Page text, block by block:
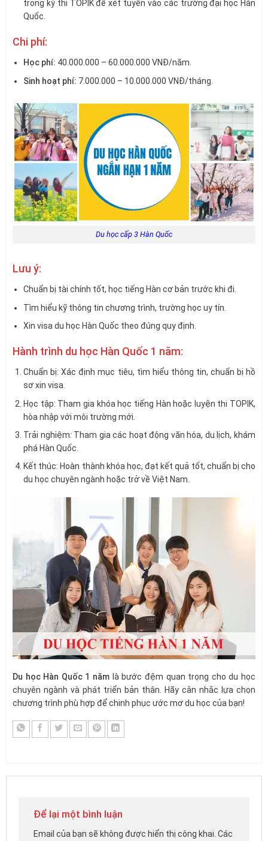
trong kỳ thi TOPIK để xét tuyển vào các trường đại học Hàn
Quốc.
Chi phí:
Học phí: 40.000.000 – 60.000.000 VNĐ/năm.
Sinh hoạt phí: 7.000.000 – 10.000.000 VNĐ/tháng.
Du học cấp 3 Hàn Quốc
Lưu ý:
Chuẩn bị tài chính tốt, học tiếng Hàn cơ bản trước khi đi.
Tìm hiểu kỹ thông tin chương trình, trường học uy tín.
Xin visa du học Hàn Quốc theo đúng quy định.
Hành trình du học Hàn Quốc 1 năm:
Chuẩn bị: Xác định mục tiêu, tìm hiểu thông tin, chuẩn bị hồ
sơ xin visa.
Học tập: Tham gia khóa học tiếng Hàn hoặc luyện thi TOPIK,
hòa nhập với môi trường mới.
Trải nghiệm: Tham gia các hoạt động văn hóa, du lịch, khám
phá Hàn Quốc.
Kết thúc: Hoàn thành khóa học, đạt kết quả tốt, chuẩn bị cho
du học chuyên ngành hoặc trở về Việt Nam.
Du học Hàn Quốc 1 năm là bước đệm quan trọng cho du học
chuyên ngành và phát triển bản thân. Hãy cân nhắc lựa chọn
chương trình phù hợp để chinh phục ước mơ du học của bạn!
Để lại một bình luận
Email của bạn sẽ không được hiển thị công khai. Các